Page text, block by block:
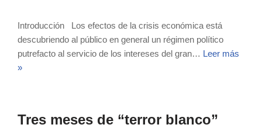
Introducción Los efectos de la crisis económica está
descubriendo al público en general un régimen político
putrefacto al servicio de los intereses del gran… Leer más
»
Tres meses de “terror blanco”